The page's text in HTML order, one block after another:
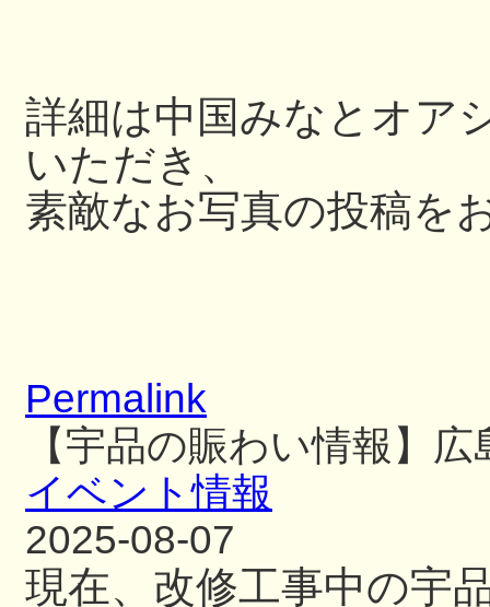
詳細は中国みなとオア
いただき、
素敵なお写真の投稿を
Permalink
【宇品の賑わい情報】
イベント情報
2025-08-07
現在、改修工事中の宇